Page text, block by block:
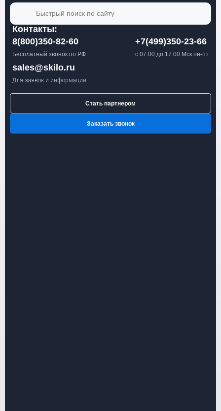
Быстрый поиск по сайту
Контакты:
8(800)350-82-60
Бесплатный звонок по РФ
+7(499)350-23-66
с 07:00 до 17:00 Мск пн-пт
sales@skilo.ru
Для заявок и информации
Стать партнером
Заказать звонок